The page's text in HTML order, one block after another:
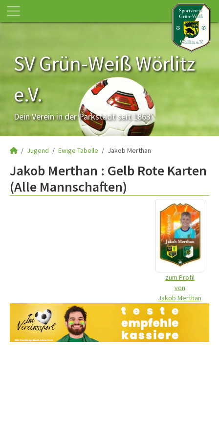
SV Grün-Weiß Wörlitz
e.V.
Dein Verein in der Parkstadt seit 1863
Jugend Ewige Tabelle Jakob Merthan
Jakob Merthan : Gelb Rote Karten
(Alle Mannschaften)
zum Profil
von
Jakob Merthan